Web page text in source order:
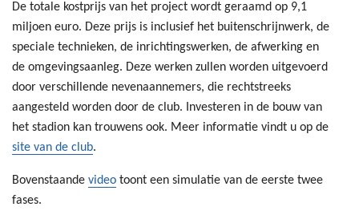
De totale kostprijs van het project wordt geraamd op 9,1
miljoen euro. Deze prijs is inclusief het buitenschrijnwerk, de
speciale technieken, de inrichtingswerken, de afwerking en
de omgevingsaanleg. Deze werken zullen worden uitgevoerd
door verschillende nevenaannemers, die rechtstreeks
aangesteld worden door de club. Investeren in de bouw van
het stadion kan trouwens ook. Meer informatie vindt u op de
site van de club.
Bovenstaande video toont een simulatie van de eerste twee
fases.